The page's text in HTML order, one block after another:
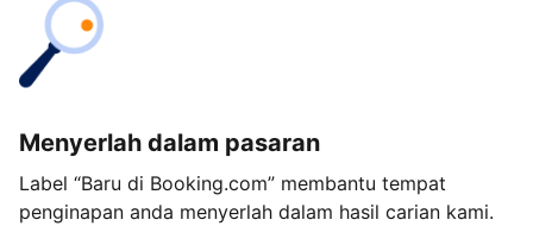
Menyerlah dalam pasaran
Label “Baru di Booking.com” membantu tempat
penginapan anda menyerlah dalam hasil carian kami.